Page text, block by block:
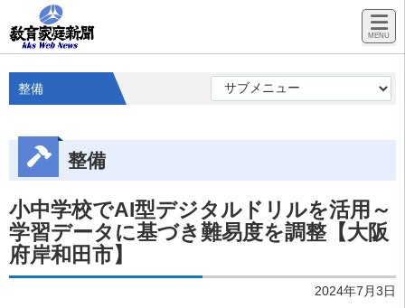
整備
整備
小中学校でAI型デジタルドリルを活用～
学習データに基づき難易度を調整【大阪
府岸和田市】
2024年7月3日